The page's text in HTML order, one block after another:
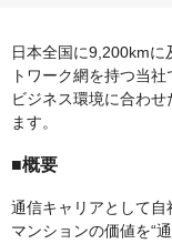
日本全国に9,200kmに
トワーク網を持つ当
ビジネス環境に合わ
ます。
■概要
通信キャリアとして自
マンションの価値を“